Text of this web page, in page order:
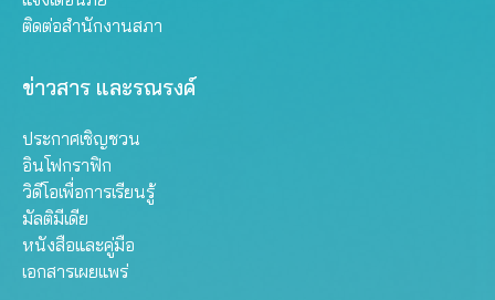
ติดต่อสำนักงานสภา
ข่าวสาร และรณรงค์
ประกาศเชิญชวน
อินโฟกราฟิก
วิดีโอเพื่อการเรียนรู้
มัลติมีเดีย
หนังสือและคู่มือ
เอกสารเผยแพร่